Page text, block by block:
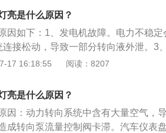
同工况的空燃比，同时ECU电脑根据
主要是检测三元催化器的工作好坏。
、松动，会导致混合气过稀或过浓，
如果空气流量传感器或线路出现故障
进行正常的燃油量控制，从而造成混
亮是什么原因？
因如下：1、发电机故障。电力不稳定
连接松动，导致一部分转向液外泄。3
盘灯亮起。4、转向系统中含有空气，
量控制阀卡滞。解决方法：1、检查发
损坏状态。2、检查各部件的连接部位
，是否处于正常的压力。4、更换动力
17 16:18:55 阅读：8207
亮是什么原因？
因：动力转向系统中含有大量空气，
成转向泵流量控制阀卡滞。汽车仪表